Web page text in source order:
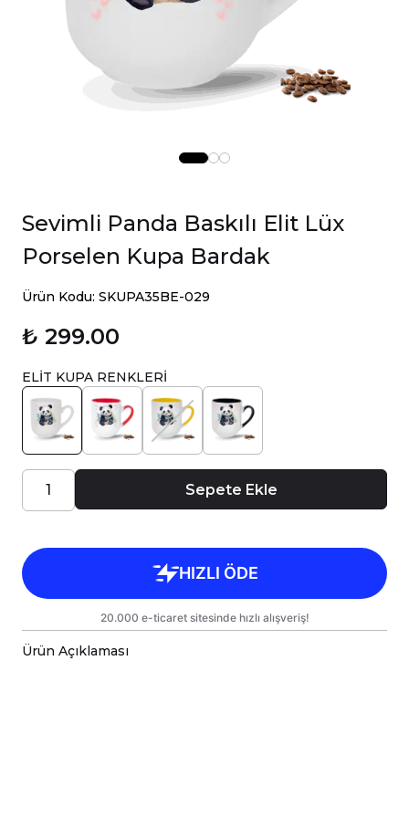
Sevimli Panda Baskılı Elit Lüx
Porselen Kupa Bardak
Ürün Kodu: SKUPA35BE-029
₺ 299.00
ELİT KUPA RENKLERİ
Sepete Ekle
Ürün Açıklaması